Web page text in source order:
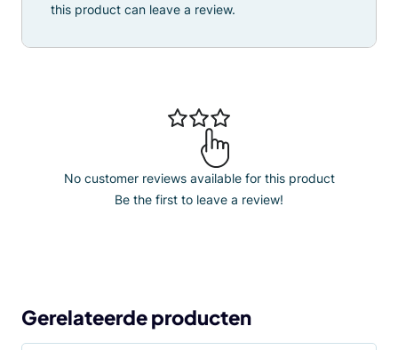
No customer reviews available for this product
Be the first to leave a review!
this product can leave a review.
Gerelateerde producten